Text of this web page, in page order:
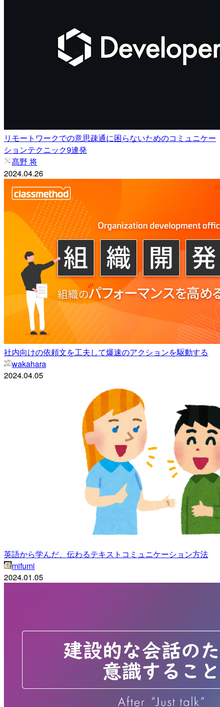
リモートワークでの意思疎通に困らないためのコミュニケー
ションテクニック9連発
髙野 将
2024.04.26
社内向けの依頼文を工夫して爆速のアクションを駆動する
wakahara
2024.04.05
英語から学んだ、伝わるテキストコミュニケーション方法
mifumi
2024.01.05